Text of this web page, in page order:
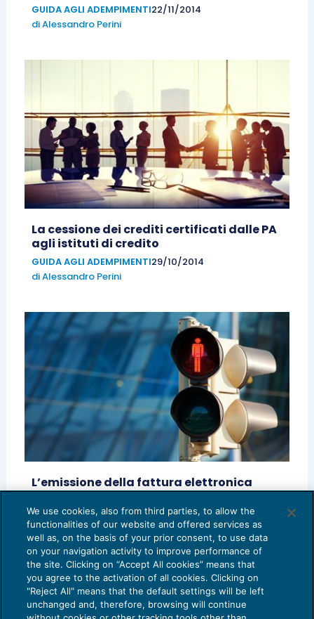
GUIDA AGLI ADEMPIMENTI22/11/2014
diAlessandro Perini
La cessione dei crediti certificati dalle PA
agli istituti di credito
GUIDA AGLI ADEMPIMENTI29/10/2014
diAlessandro Perini
L’emissione della fattura elettronica
mette in crisi gli ERP aziendali
IVA23/10/2014
diAlessandro Perini
We use cookies, also from third parties, to allow the
functionalities of our website and offered services as
well as, on the basis of your prior consent, to use data
on your navigation activity to improve performance of
the site. Clicking on “Accept All cookies” means that
you agree to the activation of all cookies. Clicking on
"Reject All" means that the default settings will be left
unchanged and, therefore, browsing will continue